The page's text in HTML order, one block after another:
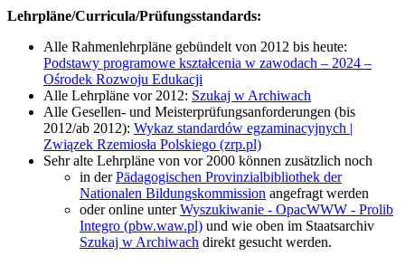
Lehrpläne/Curricula/Prüfungsstandards:
Alle Rahmenlehrpläne gebündelt von 2012 bis heute:
Podstawy programowe kształcenia w zawodach – 2024 –
Ośrodek Rozwoju Edukacji
Alle Lehrpläne vor 2012: Szukaj w Archiwach
Alle Gesellen- und Meisterprüfungsanforderungen (bis
2012/ab 2012): Wykaz standardów egzaminacyjnych |
Związek Rzemiosła Polskiego (zrp.pl)
Sehr alte Lehrpläne von vor 2000 können zusätzlich noch
in derPädagogischen Provinzialbibliothek der
Nationalen Bildungskommission angefragt werden
oder online unterWyszukiwanie - OpacWWW - Prolib
Integro (pbw.waw.pl) und wie oben im Staatsarchiv
Szukaj w Archiwach direkt gesucht werden.